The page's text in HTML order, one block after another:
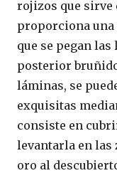
rojizos que sirve
proporciona una
que se pegan
posterior
láminas, se
exquisitas
consiste en
levantarla en las
oro al